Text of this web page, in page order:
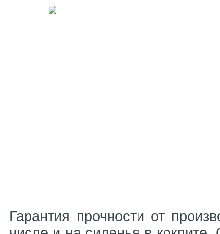
Гарантия прочности от